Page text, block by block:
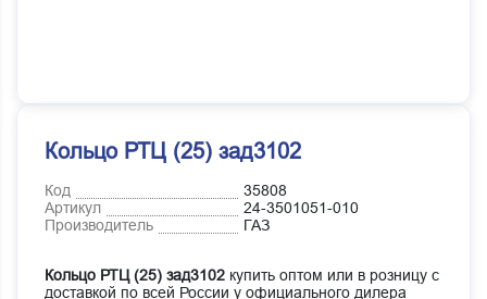
Кольцо РТЦ (25) зад3102
Код
35808
Артикул
24-3501051-010
Производитель
ГАЗ
Кольцо РТЦ (25) зад3102 купить оптом или в розницу с
доставкой по всей России у официального дилера